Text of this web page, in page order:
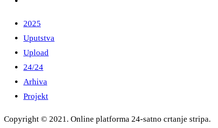
2025
Uputstva
Upload
24/24
Arhiva
Projekt
Copyright © 2021. Online platforma 24-satno crtanje stripa.